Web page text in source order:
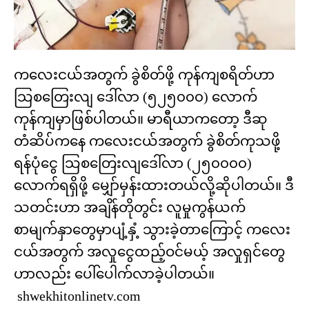
ကလေးငယ်အတွက် ခွဲစိတ်ဖို့ ကုန်ကျစရိတ်ဟာ
သြစတြေးလျ ဒေါ်လာ (၅၂၅၀၀၀) လောက်
ကုန်ကျမှာဖြစ်ပါတယ်။ မာရီယာကတော့ ဒီဆု
တံဆိပ်ကနေ ကလေးငယ်အတွက် ခွဲစိတ်ကုသဖို့
ရန်ပုံငွေ သြစတြေးလျဒေါ်လာ (၂၅၀၀၀၀)
လောက်ရရှိဖို့ မျှော်မှန်းထားတယ်လို့ဆိုပါတယ်။ ဒီ
သတင်းဟာ အချိန်တိုတွင်း လူမှုကွန်ယက်
စာမျက်နှာတွေမှာပျံ့နှံ့ သွားခဲ့တာကြောင့် ကလေး
ငယ်အတွက် အလှုငွေထည့်ဝင်မယ့် အလှုရှင်တွေ
ဟာလည်း ပေါ်ပေါက်လာခဲ့ပါတယ်။
shwekhitonlinetv.com